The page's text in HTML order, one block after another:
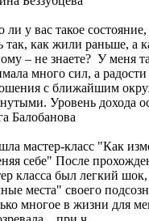
ли у вас такое
так, как жили раньше, а
– не знаете? У меня
много сил, а
с ближайшим
Уровень дохода
Балобанова
мастер-класс "Как
себе" После
класса был легкий
места" своего
многое в жизни для